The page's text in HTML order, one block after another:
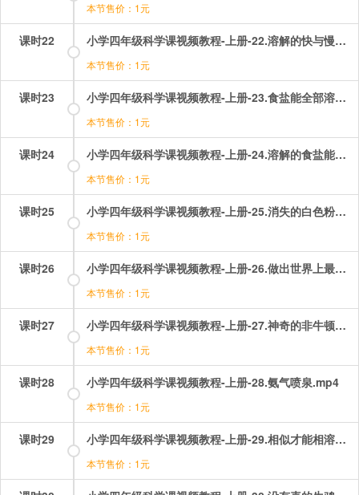
本节售价：1元
课时22 小学四年级科学课视频教程-上册-22.溶解的快与慢？.mp4
本节售价：1元
课时23 小学四年级科学课视频教程-上册-23.食盐能全部溶解吗？.mp4
本节售价：1元
课时24 小学四年级科学课视频教程-上册-24.溶解的食盐能还原吗.mp4
本节售价：1元
课时25 小学四年级科学课视频教程-上册-25.消失的白色粉末.mp4
本节售价：1元
课时26 小学四年级科学课视频教程-上册-26.做出世界上最干净的水.mp4
本节售价：1元
课时27 小学四年级科学课视频教程-上册-27.神奇的非牛顿流体.mp4
本节售价：1元
课时28 小学四年级科学课视频教程-上册-28.氨气喷泉.mp4
本节售价：1元
课时29 小学四年级科学课视频教程-上册-29.相似才能相溶！.mp4
本节售价：1元